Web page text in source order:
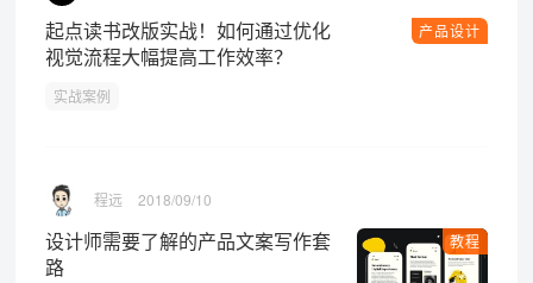
产品设计
起点读书改版实战！如何通过优化
视觉流程大幅提高工作效率？
实战案例
程远 2018/09/10
教程
设计师需要了解的产品文案写作套
路